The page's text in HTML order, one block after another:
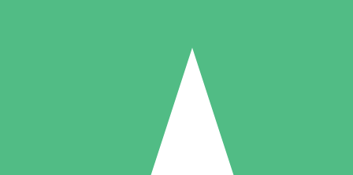
Packs de Crédits Individuels
à l'utilisation avec des crédits de téléchargement. Sans engagement
5 Téléchargements
US$